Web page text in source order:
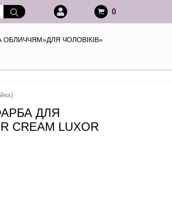
0
ОБЛИЧЧЯМ»ДЛЯ ЧОЛОВІКІВ»
ДЛЯ
CREAM LUXOR